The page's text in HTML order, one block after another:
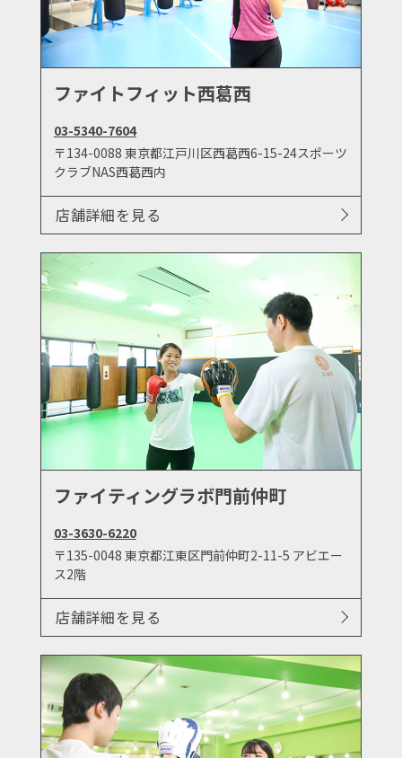
ファイトフィット西葛西
03-5340-7604
〒134-0088 東京都江戸川区西葛西6-15-24スポーツ
クラブNAS西葛西内
店舗詳細を見る
ファイティングラボ門前仲町
03-3630-6220
〒135-0048 東京都江東区門前仲町2-11-5 アビエー
ス2階
店舗詳細を見る